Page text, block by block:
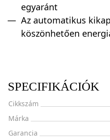
egyaránt
Az automatikus
köszönhetően
SPECIFIKÁCIÓK
Cikkszám
Márka
Garancia